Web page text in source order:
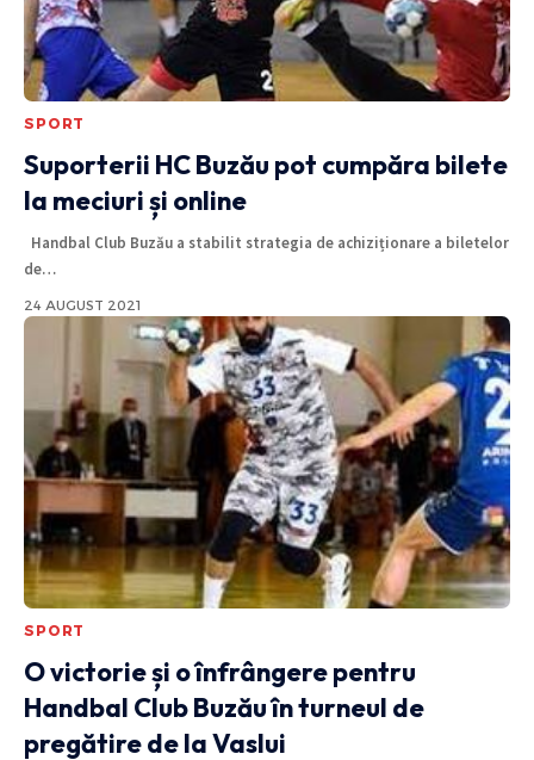
SPORT
Suporterii HC Buzău pot cumpăra bilete
la meciuri și online
Handbal Club Buzău a stabilit strategia de achiziționare a biletelor
de…
24 AUGUST 2021
SPORT
O victorie și o înfrângere pentru
Handbal Club Buzău în turneul de
pregătire de la Vaslui